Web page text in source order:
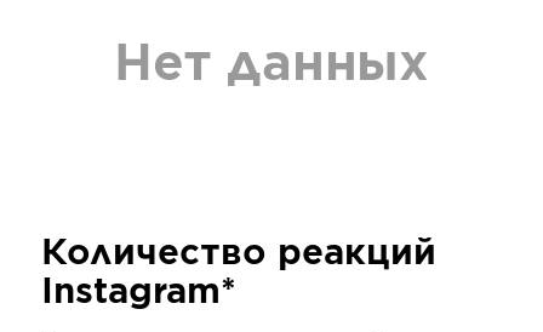
Нет данных
Количество реакций
Instagram*